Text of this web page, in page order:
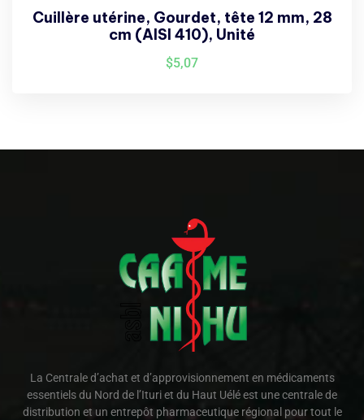
Cuillère utérine, Gourdet, tête 12 mm, 28
cm (AISI 410), Unité
$5,07
La Centrale d’achat et d’approvisionnement en médicaments
essentiels du Nord de l’Ituri et du Haut Uélé est une centrale de
distribution et un entrepôt pharmaceutique régional pour tout le